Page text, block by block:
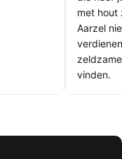
met hout
Aarzel
vinden.